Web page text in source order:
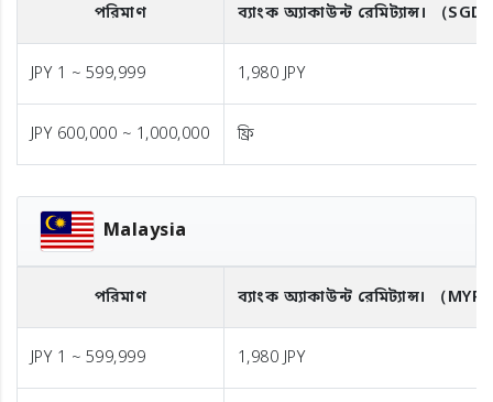
পরিমাণ ব্যাংক অ্যাকাউন্ট রেমিট্যান্স। （
JPY 1 ~ 599,999 1,980 JPY
JPY 600,000 ~ 1,000,000 ফ্রি
Malaysia
পরিমাণ ব্যাংক অ্যাকাউন্ট রেমিট্যান্স। （MYR
JPY 1 ~ 599,999 1,980 JPY